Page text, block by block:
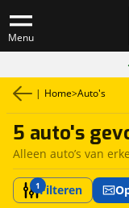
Menu
| Home>Auto's
5 auto's
Alleen auto’s van
1Filteren